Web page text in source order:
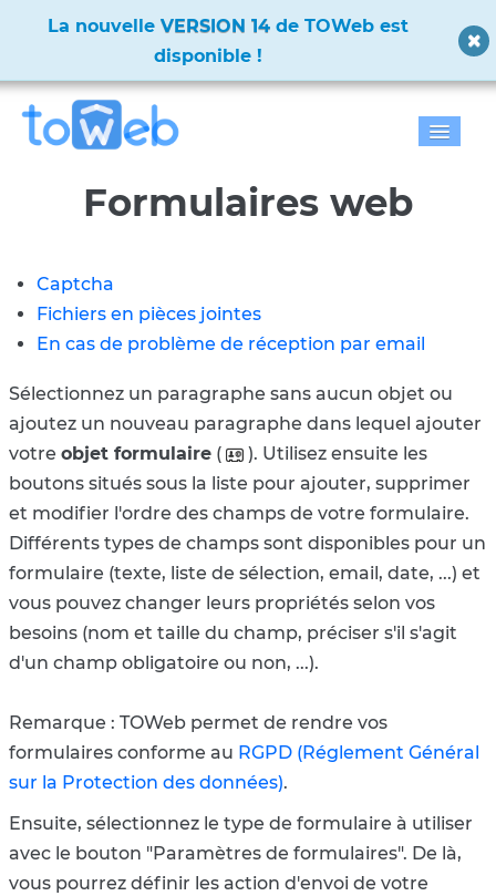
La nouvelle VERSION 14 de TOWeb est
disponible !
Accueil
Télécharger
Tarifs
Blog
Galerie
Documentation
Formulaires web
Captcha
Fichiers en pièces jointes
En cas de problème de réception par email
Sélectionnez un paragraphe sans aucun objet ou
ajoutez un nouveau paragraphe dans lequel ajouter
votre objet formulaire (
). Utilisez ensuite les
boutons situés sous la liste pour ajouter, supprimer
et modifier l'ordre des champs de votre formulaire.
Différents types de champs sont disponibles pour un
formulaire (texte, liste de sélection, email, date, ...) et
vous pouvez changer leurs propriétés selon vos
besoins (nom et taille du champ, préciser s'il s'agit
d'un champ obligatoire ou non, ...).
Remarque : TOWeb permet de rendre vos
formulaires conforme au RGPD (Réglement Général
sur la Protection des données).
Ensuite, sélectionnez le type de formulaire à utiliser
avec le bouton "Paramètres de formulaires". De là,
vous pourrez définir les action d'envoi de votre